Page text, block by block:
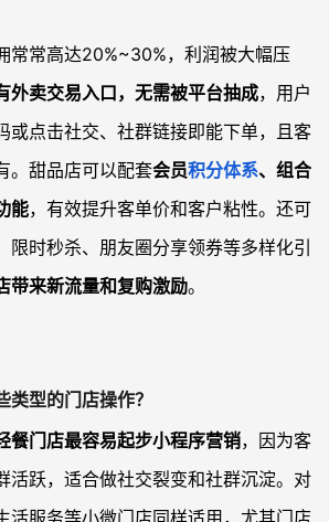
常常高达20%~30%，利润被大幅压
外卖交易入口，无需被平台抽成，用户
或点击社交、社群链接即能下单，且客
。甜品店可以配套会员积分体系、组合
能，有效提升客单价和客户粘性。还可
限时秒杀、朋友圈分享领券等多样化引
带来新流量和复购激励。
型的门店操作？
餐门店最容易起步小程序营销，因为客
活跃，适合做社交裂变和社群沉淀。对
活服务等小微门店同样适用，尤其门店